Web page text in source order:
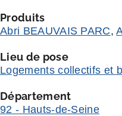
Produits
Abri BEAUVAIS PARC,
Lieu de pose
Logements collectifs et
Département
92 - Hauts-de-Seine